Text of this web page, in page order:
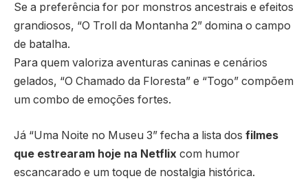
Se a preferência for por monstros ancestrais e efeitos
grandiosos, “O Troll da Montanha 2” domina o campo
de batalha.
Para quem valoriza aventuras caninas e cenários
gelados, “O Chamado da Floresta” e “Togo” compõem
um combo de emoções fortes.
Já “Uma Noite no Museu 3” fecha a lista dos filmes
que estrearam hoje na Netflix com humor
escancarado e um toque de nostalgia histórica.